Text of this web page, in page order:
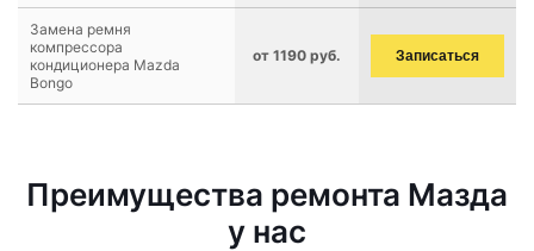
Замена ремня
компрессора
кондиционера Mazda
Bongo
от 1190 руб. Записаться
Преимущества ремонта Мазда
у нас